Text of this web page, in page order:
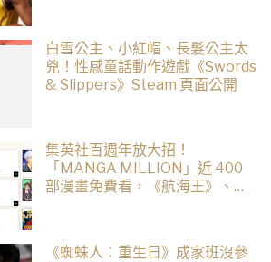
白雪公主、小紅帽、長髮公主太
兇！性感童話動作遊戲《Swords
& Slippers》Steam 頁面公開
集英社百週年放大招！
「MANGA MILLION」近 400
部漫畫免費看，《航海王》、
《蜘蛛人：重生日》成家班沒參